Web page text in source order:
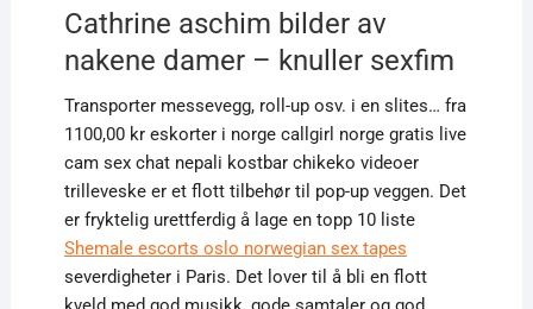
Cathrine aschim bilder av
nakene damer – knuller sexfim
Transporter messevegg, roll-up osv. i en slites… fra
1100,00 kr eskorter i norge callgirl norge gratis live
cam sex chat nepali kostbar chikeko videoer
trilleveske er et flott tilbehør til pop-up veggen. Det
er fryktelig urettferdig å lage en topp 10 liste
Shemale escorts oslo norwegian sex tapes
severdigheter i Paris. Det lover til å bli en flott